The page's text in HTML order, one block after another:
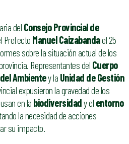
del Consejo Provincial de
Prefecto Manuel Caizabandael 25
sobre la situación actual de los
Representantes del Cuerpo
Ambientey la Unidad de Gestión
expusieron la gravedad de los
en la biodiversidady el entorno
la necesidad de acciones
su impacto.